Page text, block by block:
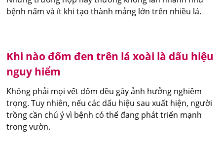
bệnh nấm và ít khi tạo thành mảng lớn trên nhiều lá.
Khi nào đốm đen trên lá xoài là dấu hiệu
nguy hiểm
Không phải mọi vết đốm đều gây ảnh hưởng nghiêm
trọng. Tuy nhiên, nếu các dấu hiệu sau xuất hiện, người
trồng cần chú ý vì bệnh có thể đang phát triển mạnh
trong vườn.